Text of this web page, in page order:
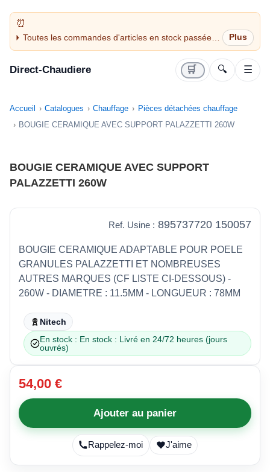
Toutes les commandes d'articles en stock passées
avant 14H sont expédiées le jour même (jours
Direct-Chaudiere 🛒 🔍 ☰
Accueil Catalogues Chauffage
Pièces détachées chauffage
BOUGIE CERAMIQUE AVEC SUPPORT PALAZZETTI 260W
BOUGIE CERAMIQUE AVEC SUPPORT
PALAZZETTI 260W
Ref. Usine : 895737720 150057
BOUGIE CERAMIQUE ADAPTABLE POUR POELE
GRANULES PALAZZETTI ET NOMBREUSES
AUTRES MARQUES (CF LISTE CI-DESSOUS) -
260W - DIAMETRE : 11.5MM - LONGUEUR : 78MM
Nitech
En stock : En stock : Livré en 24/72 heures (jours
ouvrés)
54,00 €
Ajouter au panier
Rappelez-moi J'aime